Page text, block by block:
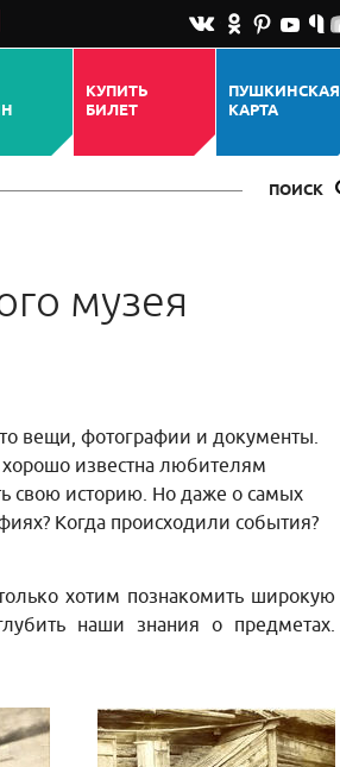
КУПИТЬ
БИЛЕТ
ПУШКИНСКАЯ
КАРТА
ПОИСК
музея
вещи, фотографии и документы.
хорошо известна любителям
свою историю. Но даже о самых
Когда происходили события?
хотим познакомить широкую
наши знания о предметах.